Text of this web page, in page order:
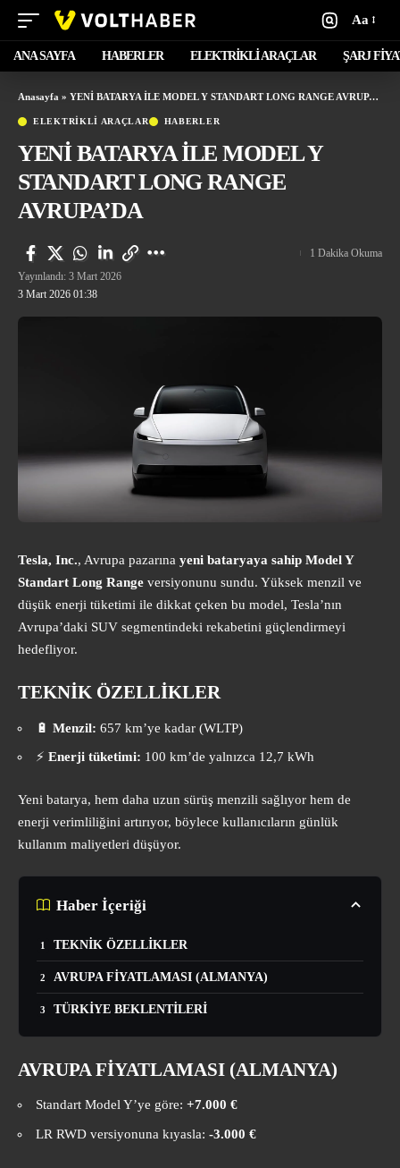
Aa
ANA SAYFA HABERLER ELEKTRİKLİ ARAÇLAR ŞARJ
Anasayfa » YENİ BATARYA İLE MODEL Y STANDART LONG RANGE AVRUPA’DA
ELEKTRİKLİ ARAÇLAR HABERLER
YENİ BATARYA İLE MODEL Y
STANDART LONG RANGE
AVRUPA’DA
3 Mart 2026 01:38
Yayınlandı: 3 Mart 2026
1 Dakika Okuma
Tesla, Inc., Avrupa pazarına yeni bataryaya sahip Model Y
Standart Long Range versiyonunu sundu. Yüksek menzil ve
düşük enerji tüketimi ile dikkat çeken bu model, Tesla’nın
Avrupa’daki SUV segmentindeki rekabetini güçlendirmeyi
hedefliyor.
TEKNİK ÖZELLİKLER
🔋 Menzil: 657 km’ye kadar (WLTP)
⚡ Enerji tüketimi: 100 km’de yalnızca 12,7 kWh
Yeni batarya, hem daha uzun sürüş menzili sağlıyor hem de
enerji verimliliğini artırıyor, böylece kullanıcıların günlük
kullanım maliyetleri düşüyor.
Haber İçeriği
TEKNİK ÖZELLİKLER
AVRUPA FİYATLAMASI (ALMANYA)
TÜRKİYE BEKLENTİLERİ
AVRUPA FİYATLAMASI (ALMANYA)
Standart Model Y’ye göre: +7.000 €
LR RWD versiyonuna kıyasla: -3.000 €